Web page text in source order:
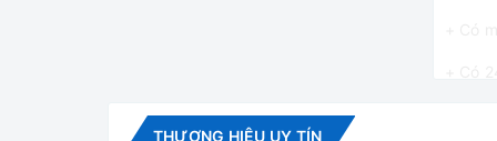
THƯƠNG HIỆU UY TÍN